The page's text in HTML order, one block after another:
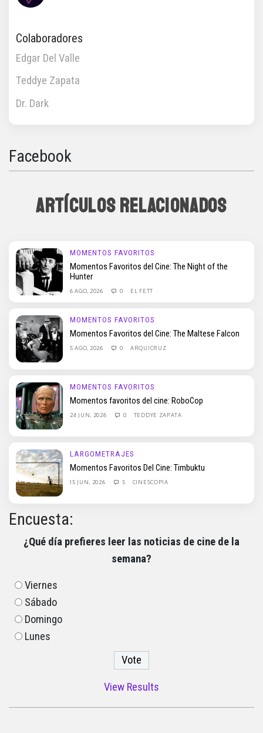
Colaboradores
Edgar Del Valle
Teddye Zapata
Dr. Dark
Facebook
ARTÍCULOS RELACIONADOS
MOMENTOS FAVORITOS
Momentos Favoritos del Cine: The Night of the
Hunter
6 AGO, 2026 0 EL FETT
MOMENTOS FAVORITOS
Momentos Favoritos del Cine: The Maltese Falcon
5 AGO, 2026 0 ARQUICRUZ
MOMENTOS FAVORITOS
Momentos favoritos del cine: RoboCop
24 JUN, 2026 0 TEDDYE ZAPATA
LARGOMETRAJES
Momentos Favoritos Del Cine: Timbuktu
15 JUN, 2026 5 CINESCOPIA
Encuesta:
¿Qué día prefieres leer las noticias de cine de la
semana?
Viernes
Sábado
Domingo
Lunes
View Results